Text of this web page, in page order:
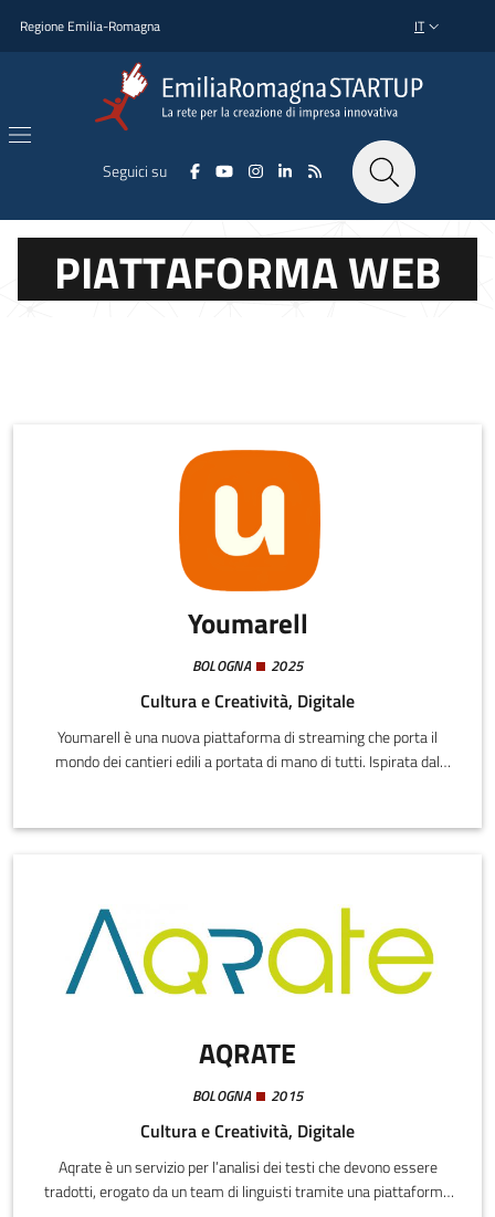
Regione Emilia-Romagna SELETTORE
IT
Seguici su
PIATTAFORMA WEB
Youmarell
BOLOGNA 2025
Cultura e Creatività, Digitale
Youmarell è una nuova piattaforma di streaming che porta il
mondo dei cantieri edili a portata di mano di tutti. Ispirata dal
fenomeno culturale e lo amplifichiamo per un vasto pubblico.
AQRATE
BOLOGNA 2015
Cultura e Creatività, Digitale
Aqrate è un servizio per l’analisi dei testi che devono essere
tradotti, erogato da un team di linguisti tramite una piattaforma